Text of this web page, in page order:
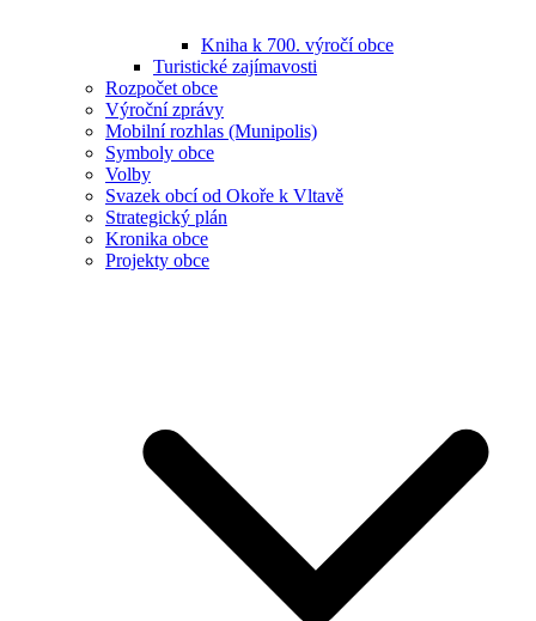
Kniha k 700. výročí obce
Turistické zajímavosti
Rozpočet obce
Výroční zprávy
Mobilní rozhlas (Munipolis)
Symboly obce
Volby
Svazek obcí od Okoře k Vltavě
Strategický plán
Kronika obce
Projekty obce